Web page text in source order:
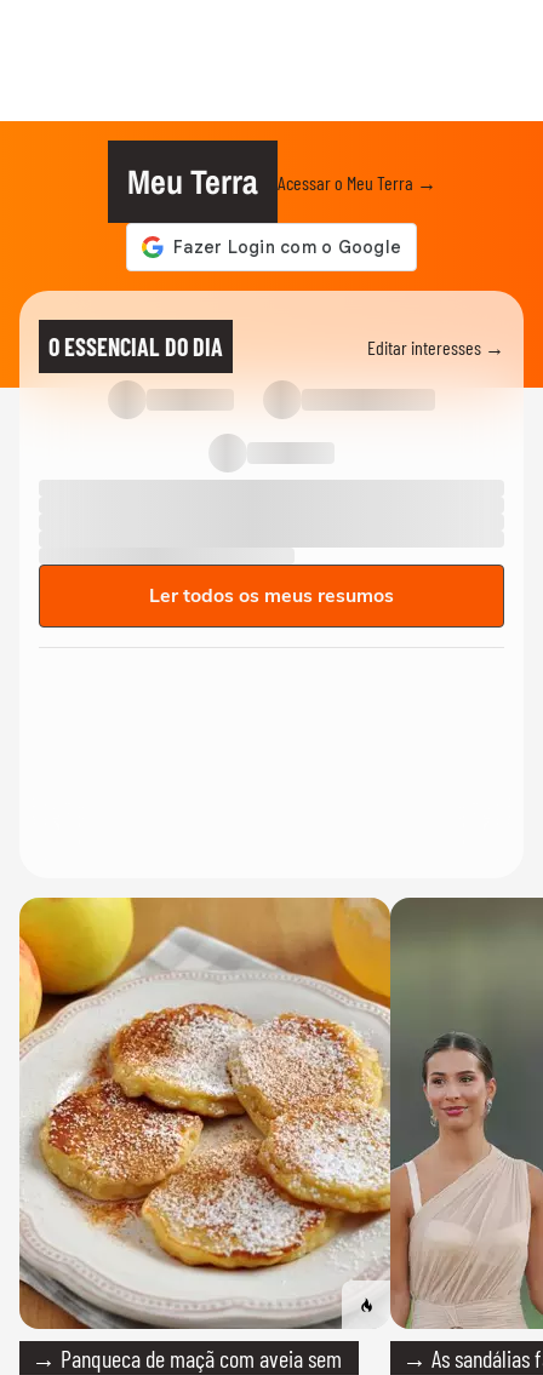
Meu Terra Acessar o Meu Terra →
O ESSENCIAL DO DIA Editar interesses →
Ler todos os meus resumos
→ Panqueca de maçã com aveia sem
→ As sandálias